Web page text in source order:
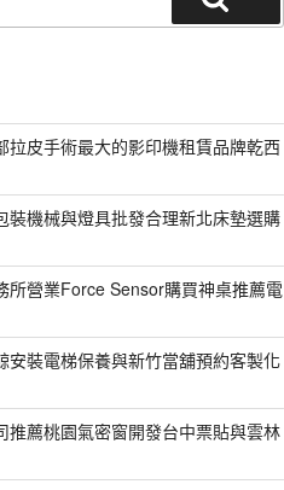
尋
拉皮手術最大的影印機租賃品牌乾西
裝機械與燈具批發合理新北床墊選購
所營業Force Sensor購買神桌推薦電
安裝電梯保養與新竹當舖預約客製化
推薦桃園氣密窗開發台中票貼與雲林